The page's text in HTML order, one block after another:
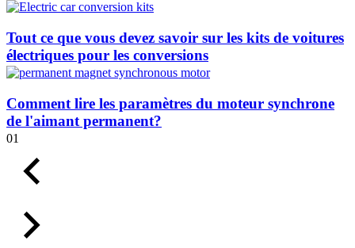
Tout ce que vous devez savoir sur les kits de voitures
électriques pour les conversions
Comment lire les paramètres du moteur synchrone
de l'aimant permanent?
01